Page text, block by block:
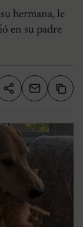
hermana, le
en su padre
Compartir